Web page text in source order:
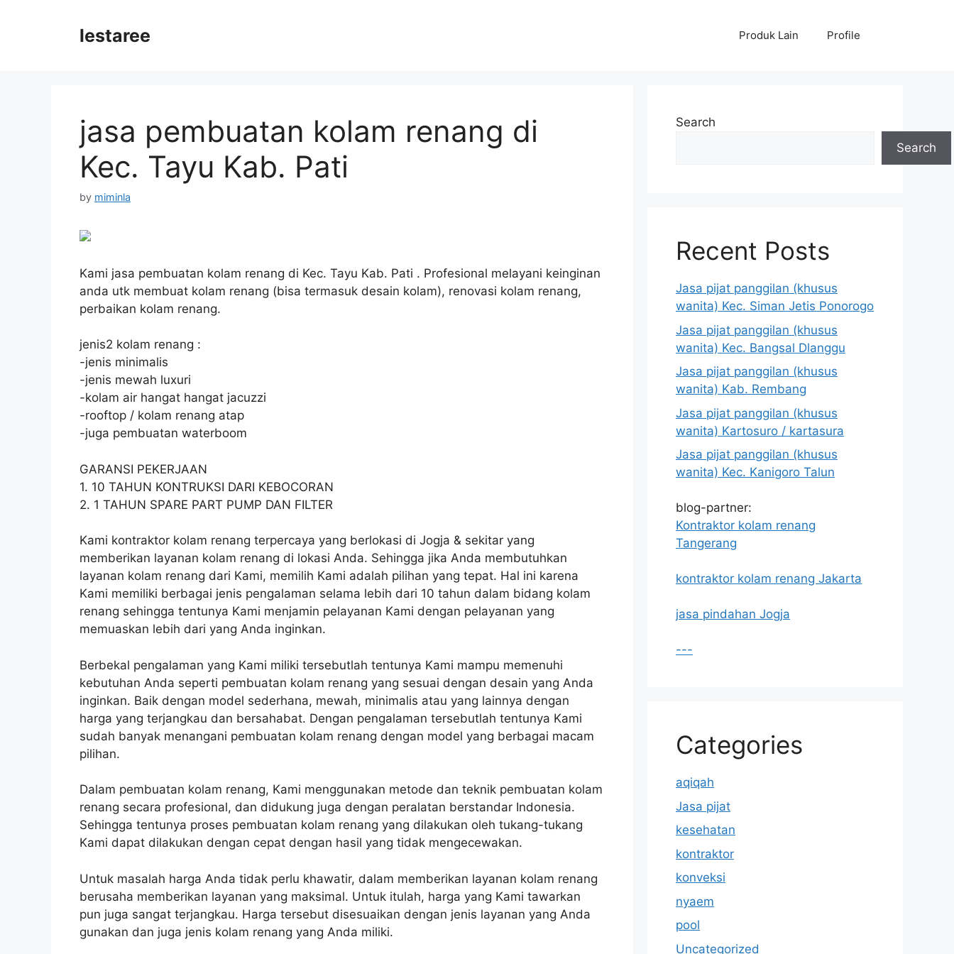
lestaree Produk Lain Profile
jasa pembuatan kolam renang di
Kec. Tayu Kab. Pati
by miminla
Kami jasa pembuatan kolam renang di Kec. Tayu Kab. Pati . Profesional melayani keinginan
anda utk membuat kolam renang (bisa termasuk desain kolam), renovasi kolam renang,
perbaikan kolam renang.
jenis2 kolam renang :
-jenis minimalis
-jenis mewah luxuri
-kolam air hangat hangat jacuzzi
-rooftop / kolam renang atap
-juga pembuatan waterboom
GARANSI PEKERJAAN
1. 10 TAHUN KONTRUKSI DARI KEBOCORAN
2. 1 TAHUN SPARE PART PUMP DAN FILTER
Kami kontraktor kolam renang terpercaya yang berlokasi di Jogja & sekitar yang
memberikan layanan kolam renang di lokasi Anda. Sehingga jika Anda membutuhkan
layanan kolam renang dari Kami, memilih Kami adalah pilihan yang tepat. Hal ini karena
Kami memiliki berbagai jenis pengalaman selama lebih dari 10 tahun dalam bidang kolam
renang sehingga tentunya Kami menjamin pelayanan Kami dengan pelayanan yang
memuaskan lebih dari yang Anda inginkan.
Berbekal pengalaman yang Kami miliki tersebutlah tentunya Kami mampu memenuhi
kebutuhan Anda seperti pembuatan kolam renang yang sesuai dengan desain yang Anda
inginkan. Baik dengan model sederhana, mewah, minimalis atau yang lainnya dengan
harga yang terjangkau dan bersahabat. Dengan pengalaman tersebutlah tentunya Kami
sudah banyak menangani pembuatan kolam renang dengan model yang berbagai macam
pilihan.
Dalam pembuatan kolam renang, Kami menggunakan metode dan teknik pembuatan kolam
renang secara profesional, dan didukung juga dengan peralatan berstandar Indonesia.
Sehingga tentunya proses pembuatan kolam renang yang dilakukan oleh tukang-tukang
Kami dapat dilakukan dengan cepat dengan hasil yang tidak mengecewakan.
Untuk masalah harga Anda tidak perlu khawatir, dalam memberikan layanan kolam renang
berusaha memberikan layanan yang maksimal. Untuk itulah, harga yang Kami tawarkan
pun juga sangat terjangkau. Harga tersebut disesuaikan dengan jenis layanan yang Anda
gunakan dan juga jenis kolam renang yang Anda miliki.
Search
Search
Recent Posts
Jasa pijat panggilan (khusus
wanita) Kec. Siman Jetis Ponorogo
Jasa pijat panggilan (khusus
wanita) Kec. Bangsal Dlanggu
Jasa pijat panggilan (khusus
wanita) Kab. Rembang
Jasa pijat panggilan (khusus
wanita) Kartosuro / kartasura
Jasa pijat panggilan (khusus
wanita) Kec. Kanigoro Talun
blog-partner:
Kontraktor kolam renang
Tangerang
kontraktor kolam renang Jakarta
jasa pindahan Jogja
---
Categories
aqiqah
Jasa pijat
kesehatan
kontraktor
konveksi
nyaem
pool
Uncategorized